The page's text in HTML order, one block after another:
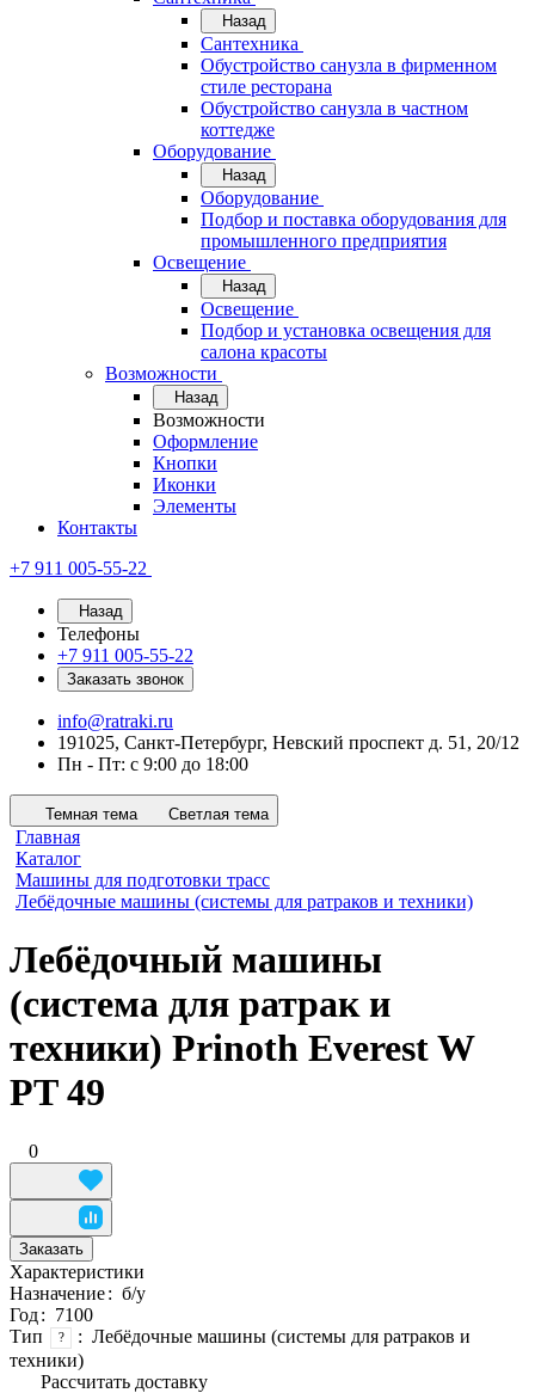
Назад
Сантехника
Обустройство санузла в фирменном
стиле ресторана
Обустройство санузла в частном
коттедже
Оборудование
Назад
Оборудование
Подбор и поставка оборудования для
промышленного предприятия
Освещение
Назад
Освещение
Подбор и установка освещения для
салона красоты
Возможности
Назад
Возможности
Оформление
Кнопки
Иконки
Элементы
Контакты
+7 911 005-55-22
Назад
Телефоны
+7 911 005-55-22
Заказать звонок
info@ratraki.ru
191025, Санкт-Петербург, Невский проспект д. 51, 20/12
Пн - Пт: с 9:00 до 18:00
Темная тема Светлая тема
Главная
Каталог
Машины для подготовки трасс
Лебёдочные машины (системы для ратраков и техники)
Лебёдочный машины
(система для ратрак и
техники) Prinoth Everest W
PT 49
0
Заказать
Характеристики
Назначение: б/у
Год: 7100
Тип
? : Лебёдочные машины (системы для ратраков и
техники)
Рассчитать доставку